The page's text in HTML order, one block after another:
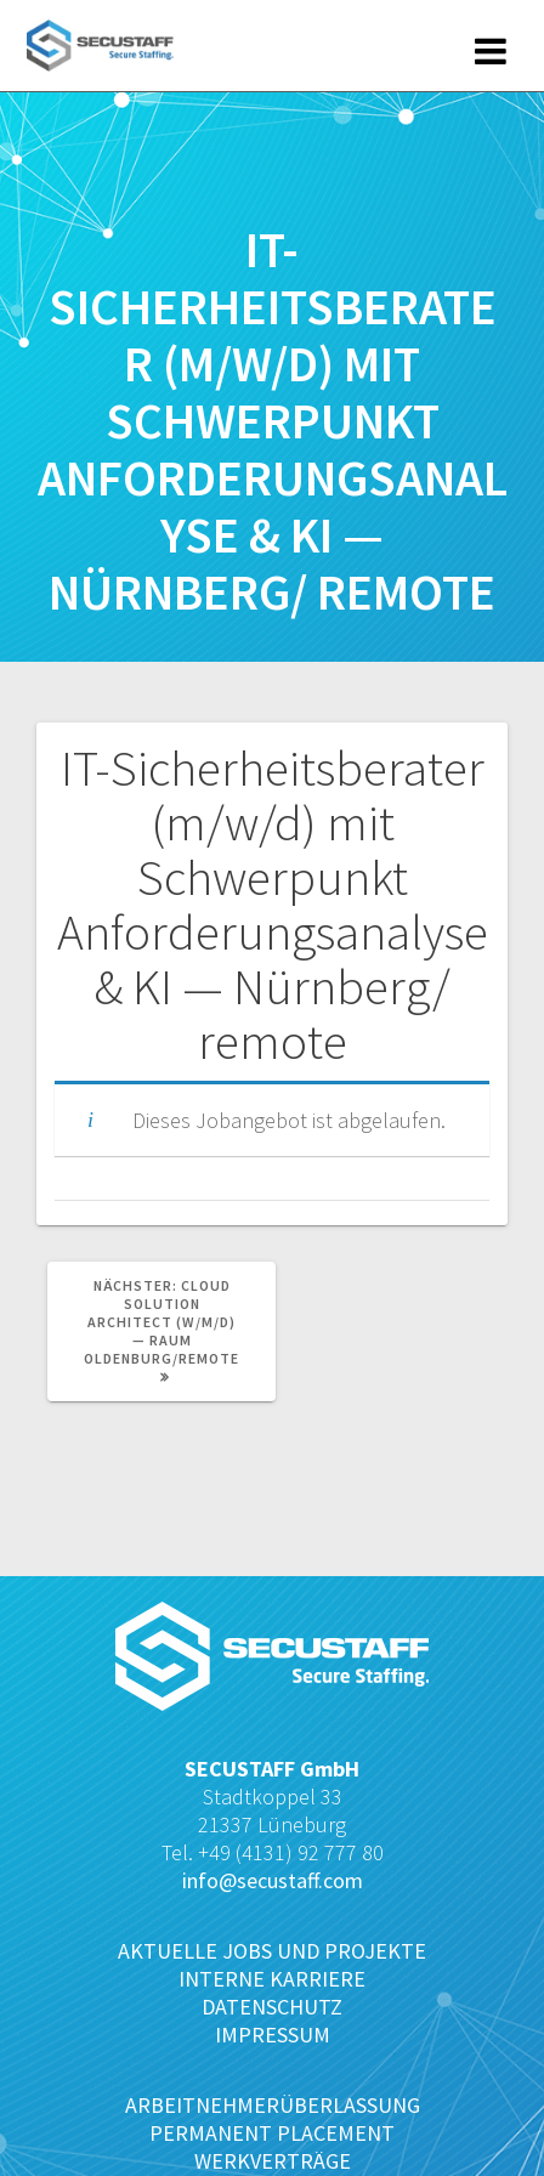
IT-
SICHERHEITSBERATE
R (M/W/D) MIT
SCHWERPUNKT
ANFORDERUNGSANAL
YSE & KI —
NÜRNBERG/ REMOTE
IT-Sicherheitsberater
(m/w/d) mit
Schwerpunkt
Anforderungsanalyse
& KI — Nürnberg/
remote
Dieses Jobangebot ist abgelaufen.
Beitragsnavigation
NÄCHSTER: NÄCHSTER
BEITRAG:
CLOUD
SOLUTION
ARCHITECT (W/M/D)
— RAUM
OLDENBURG/REMOTE
SECUSTAFF GmbH
Stadtkoppel 33
21337 Lüneburg
Tel. +49 (4131) 92 777 80
info@secustaff.com
AKTUELLE JOBS UND PROJEKTE
INTERNE KARRIERE
DATENSCHUTZ
IMPRESSUM
ARBEITNEHMERÜBERLASSUNG
PERMANENT PLACEMENT
WERKVERTRÄGE